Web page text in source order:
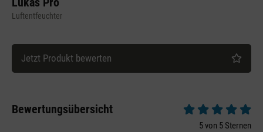
Luftentfeuchter
Jetzt Produkt bewerten
Bewertungsübersicht
Durchschnittliche
5 von 5 Sternen